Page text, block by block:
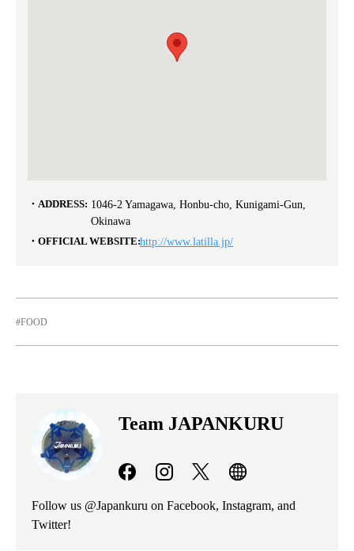
ADDRESS: 1046-2 Yamagawa, Honbu-cho, Kunigami-Gun,
Okinawa
OFFICIAL WEBSITE:http://www.latilla.jp/
FOOD
Team JAPANKURU
Follow us @Japankuru on Facebook, Instagram, and
Twitter!